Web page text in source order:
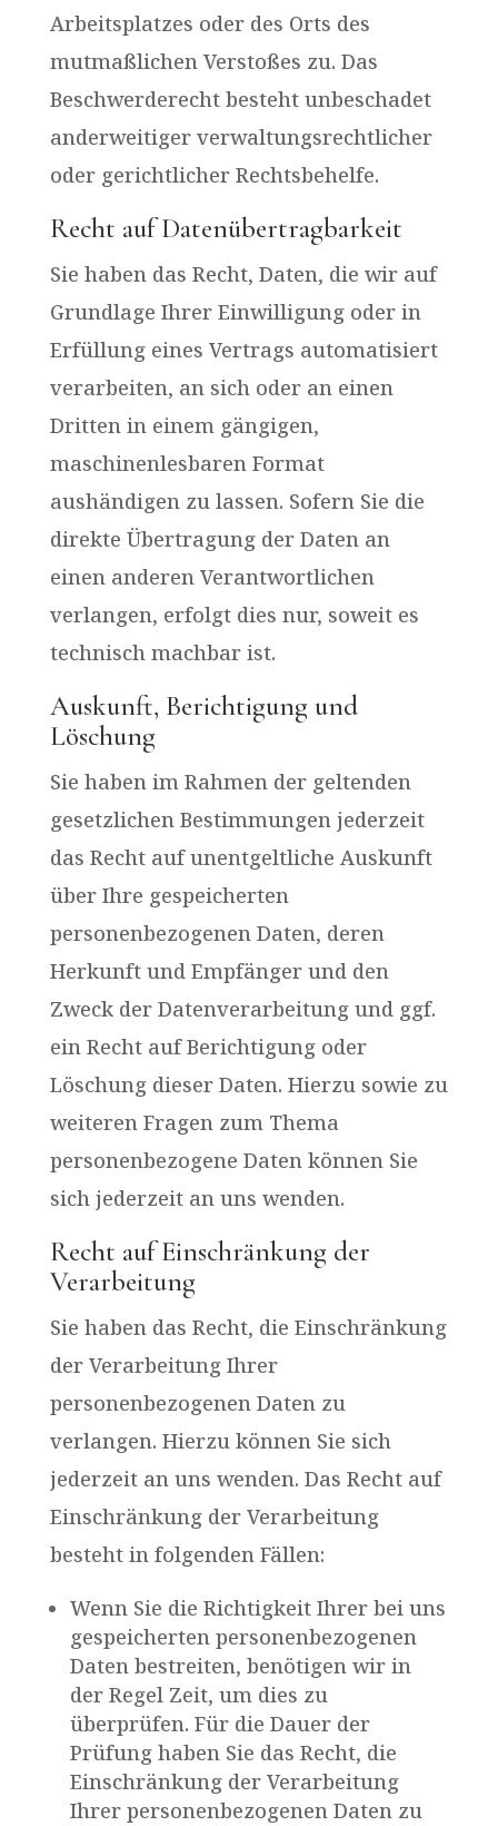
Arbeitsplatzes oder des Orts des
mutmaßlichen Verstoßes zu. Das
Beschwerderecht besteht unbeschadet
anderweitiger verwaltungsrechtlicher
oder gerichtlicher Rechtsbehelfe.
Recht auf Datenübertragbarkeit
Sie haben das Recht, Daten, die wir auf
Grundlage Ihrer Einwilligung oder in
Erfüllung eines Vertrags automatisiert
verarbeiten, an sich oder an einen
Dritten in einem gängigen,
maschinenlesbaren Format
aushändigen zu lassen. Sofern Sie die
direkte Übertragung der Daten an
einen anderen Verantwortlichen
verlangen, erfolgt dies nur, soweit es
technisch machbar ist.
Auskunft, Berichtigung und
Löschung
Sie haben im Rahmen der geltenden
gesetzlichen Bestimmungen jederzeit
das Recht auf unentgeltliche Auskunft
über Ihre gespeicherten
personenbezogenen Daten, deren
Herkunft und Empfänger und den
Zweck der Datenverarbeitung und ggf.
ein Recht auf Berichtigung oder
Löschung dieser Daten. Hierzu sowie zu
weiteren Fragen zum Thema
personenbezogene Daten können Sie
sich jederzeit an uns wenden.
Recht auf Einschränkung der
Verarbeitung
Sie haben das Recht, die Einschränkung
der Verarbeitung Ihrer
personenbezogenen Daten zu
verlangen. Hierzu können Sie sich
jederzeit an uns wenden. Das Recht auf
Einschränkung der Verarbeitung
besteht in folgenden Fällen:
Wenn Sie die Richtigkeit Ihrer bei uns
gespeicherten personenbezogenen
Daten bestreiten, benötigen wir in
der Regel Zeit, um dies zu
überprüfen. Für die Dauer der
Prüfung haben Sie das Recht, die
Einschränkung der Verarbeitung
Ihrer personenbezogenen Daten zu